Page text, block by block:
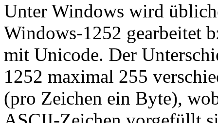
Unter Windows wird
Windows-1252 gearbeitet
mit Unicode. Der
1252 maximal 255
(pro Zeichen ein Byte),